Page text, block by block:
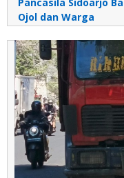
Ojol dan Warga